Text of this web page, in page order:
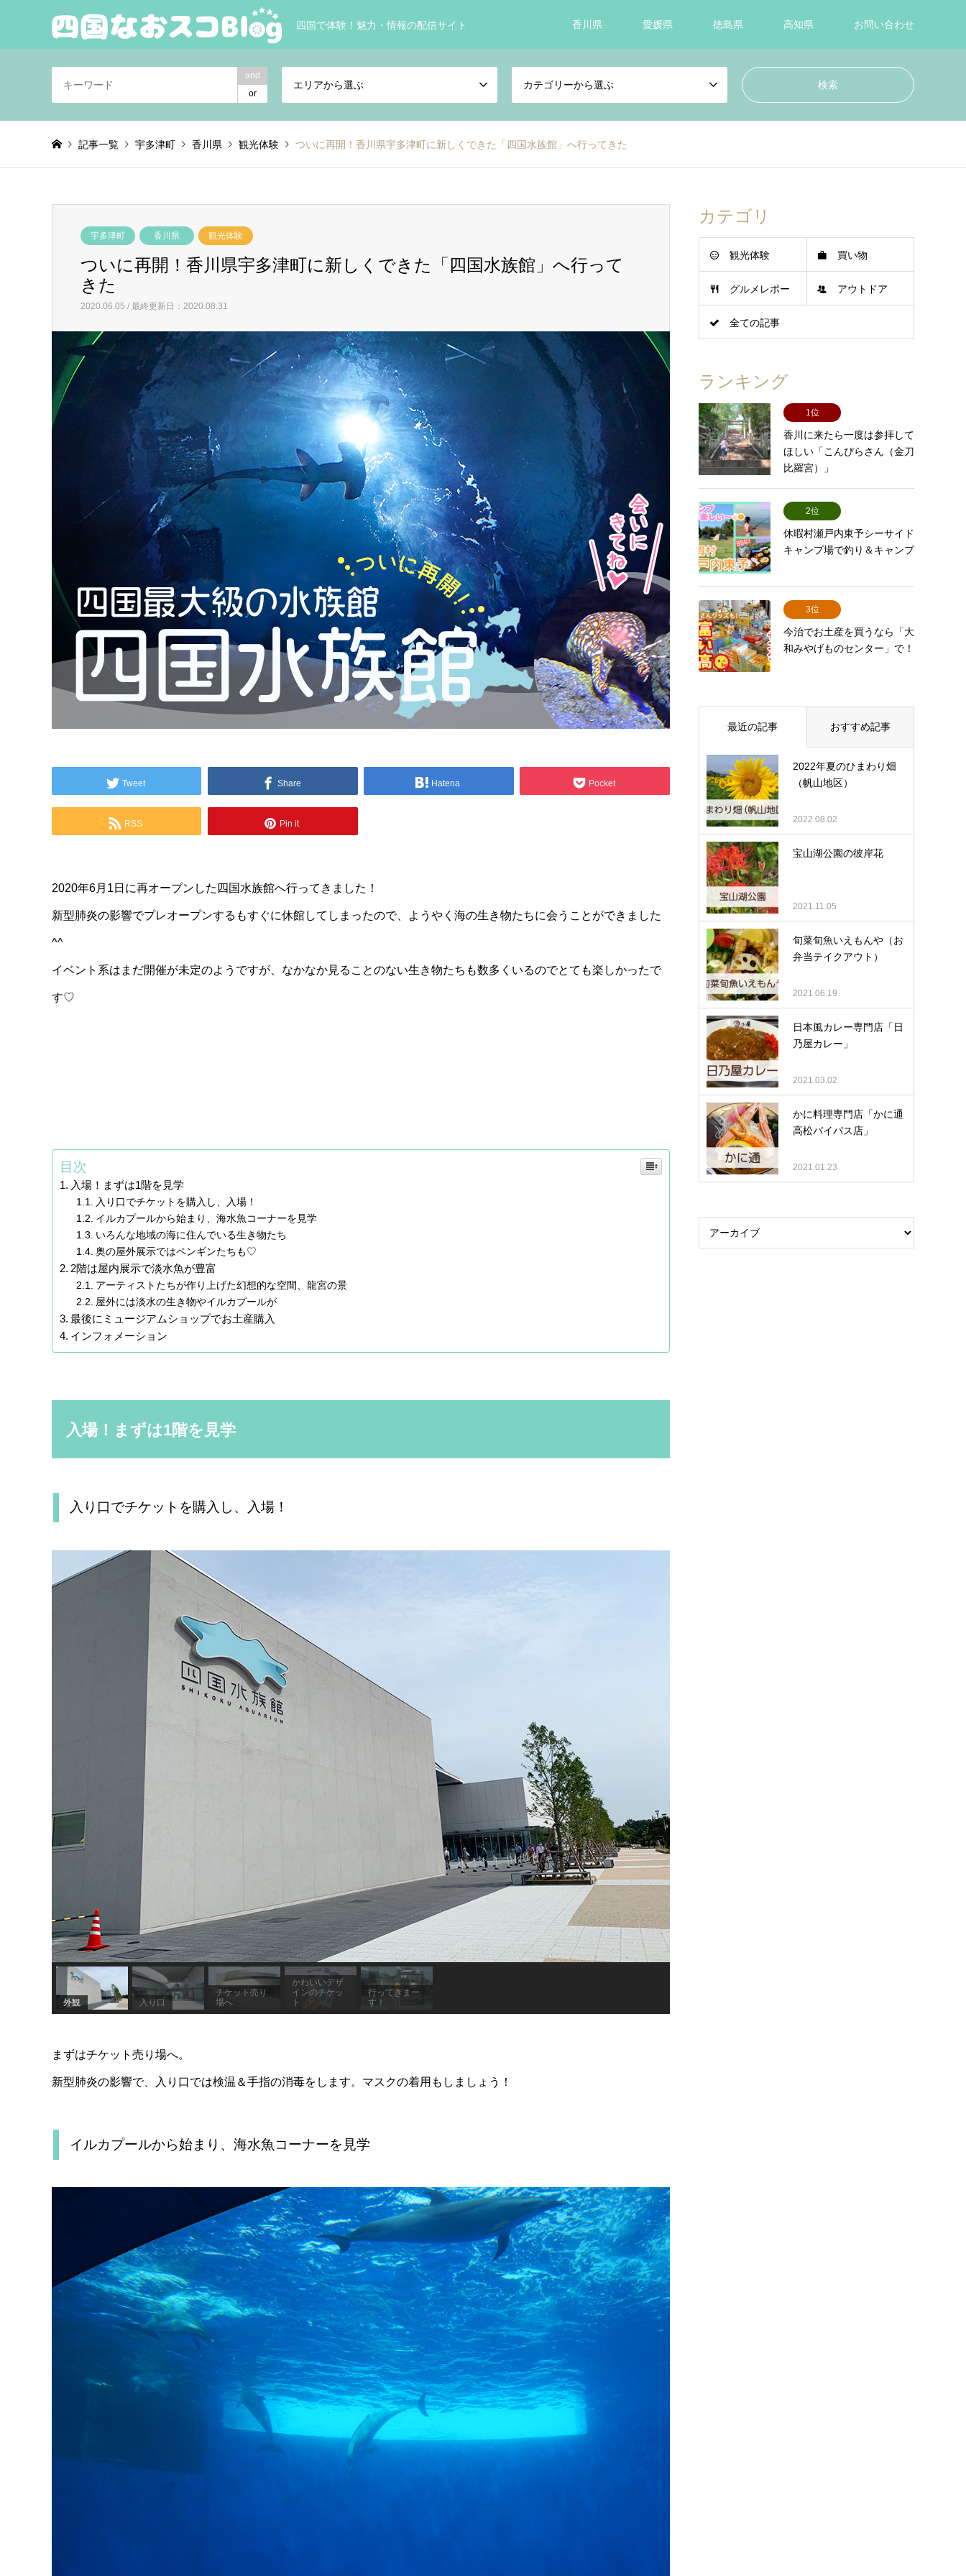
四国で体験！魅力・情報の配信サイト 香川県 愛媛県 徳島県 高知県 お問い合わせ
and
or
エリアから選ぶ カテゴリーから選ぶ
記事一覧 宇多津町 香川県 観光体験 ついに再開！香川県宇多津町に新しくできた「四国水族館」へ行ってきた
宇多津町 香川県 観光体験
ついに再開！香川県宇多津町に新しくできた「四国水族館」へ行って
きた
2020.06.05 / 最終更新日：2020.08.31
Tweet Share Hatena Pocket
RSS Pin it
2020年6月1日に再オープンした四国水族館へ行ってきました！
新型肺炎の影響でプレオープンするもすぐに休館してしまったので、ようやく海の生き物たちに会うことができました
^^
イベント系はまだ開催が未定のようですが、なかなか見ることのない生き物たちも数多くいるのでとても楽しかったで
す♡
目次
入場！まずは1階を見学
入り口でチケットを購入し、入場！
イルカプールから始まり、海水魚コーナーを見学
いろんな地域の海に住んでいる生き物たち
奥の屋外展示ではペンギンたちも♡
2階は屋内展示で淡水魚が豊富
アーティストたちが作り上げた幻想的な空間、龍宮の景
屋外には淡水の生き物やイルカプールが
最後にミュージアムショップでお土産購入
インフォメーション
入場！まずは1階を見学
入り口でチケットを購入し、入場！
外観 入り口
チケット売り
場へ
かわいいデザ
インのチケッ
ト
行ってきまー
す！
まずはチケット売り場へ。
新型肺炎の影響で、入り口では検温＆手指の消毒をします。マスクの着用もしましょう！
イルカプールから始まり、海水魚コーナーを見学
カテゴリ
観光体験 買い物
グルメレポー
ト
アウトドア
全ての記事
ランキング
1位
香川に来たら一度は参拝して
ほしい「こんぴらさん（金刀
比羅宮）」
2位
休暇村瀬戸内東予シーサイド
キャンプ場で釣り＆キャンプ
3位
今治でお土産を買うなら「大
和みやげものセンター」で！
最近の記事 おすすめ記事
2022年夏のひまわり畑
（帆山地区）
2022.08.02
宝山湖公園の彼岸花
2021.11.05
旬菜旬魚いえもんや（お
弁当テイクアウト）
2021.06.19
日本風カレー専門店「日
乃屋カレー」
2021.03.02
かに料理専門店「かに通
高松バイパス店」
2021.01.23